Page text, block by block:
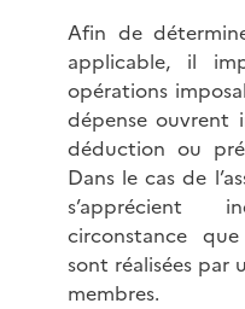
Afin de
applicable, il
opérations
dépense ouvrent
déduction ou
Dans le cas de
s’apprécient
circonstance
sont réalisées par
membres.